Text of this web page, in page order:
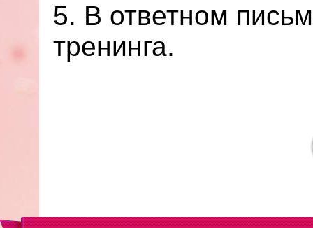
5. В ответном
тренинга.